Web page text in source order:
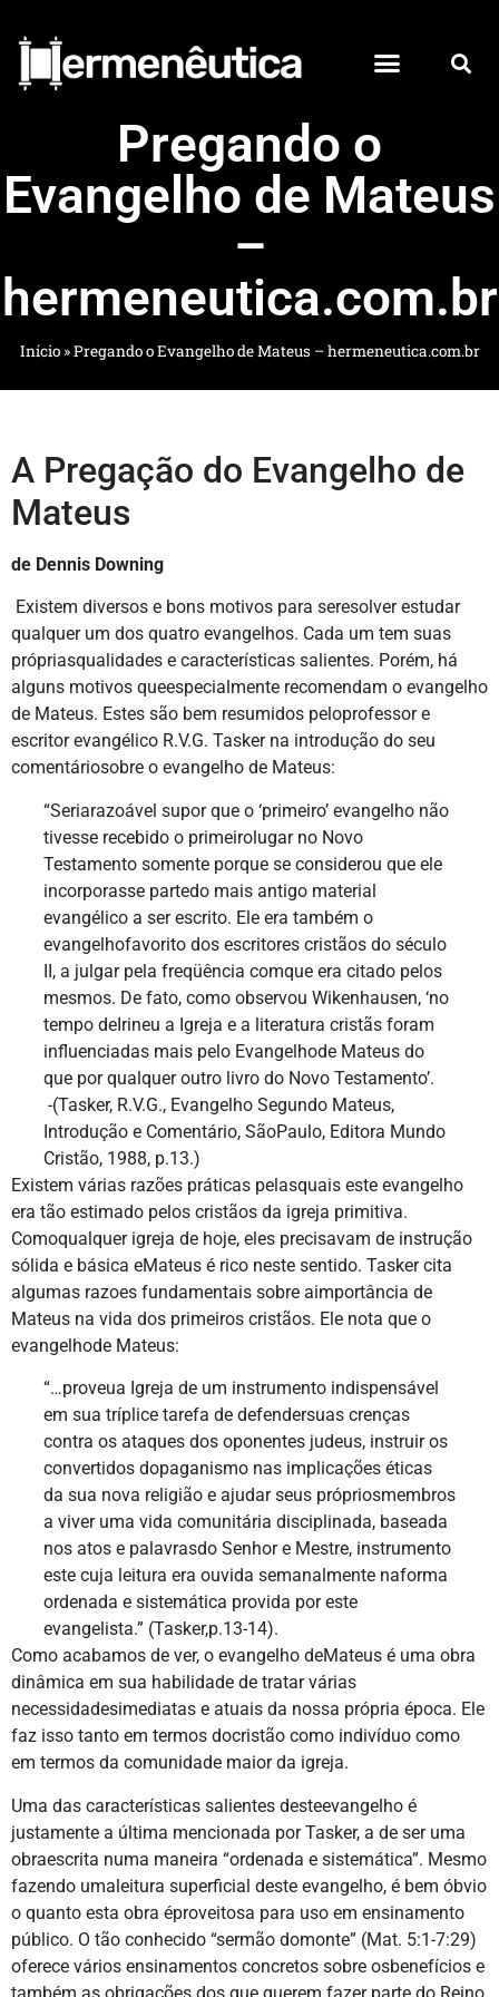
Pregando o
Evangelho de Mateus
–
hermeneutica.com.br
Início»Pregando o Evangelho de Mateus – hermeneutica.com.br
A Pregação do Evangelho de
Mateus
de Dennis Downing
Existem diversos e bons motivos para seresolver estudar
qualquer um dos quatro evangelhos. Cada um tem suas
própriasqualidades e características salientes. Porém, há
alguns motivos queespecialmente recomendam o evangelho
de Mateus. Estes são bem resumidos peloprofessor e
escritor evangélico R.V.G. Tasker na introdução do seu
comentáriosobre o evangelho de Mateus:
“Seriarazoável supor que o ‘primeiro’ evangelho não
tivesse recebido o primeirolugar no Novo
Testamento somente porque se considerou que ele
incorporasse partedo mais antigo material
evangélico a ser escrito. Ele era também o
evangelhofavorito dos escritores cristãos do século
II, a julgar pela freqüência comque era citado pelos
mesmos. De fato, como observou Wikenhausen, ‘no
tempo deIrineu a Igreja e a literatura cristãs foram
influenciadas mais pelo Evangelhode Mateus do
que por qualquer outro livro do Novo Testamento’.
-(Tasker, R.V.G., Evangelho Segundo Mateus,
Introdução e Comentário, SãoPaulo, Editora Mundo
Cristão, 1988, p.13.)
Existem várias razões práticas pelasquais este evangelho
era tão estimado pelos cristãos da igreja primitiva.
Comoqualquer igreja de hoje, eles precisavam de instrução
sólida e básica eMateus é rico neste sentido. Tasker cita
algumas razoes fundamentais sobre aimportância de
Mateus na vida dos primeiros cristãos. Ele nota que o
evangelhode Mateus:
“…proveua Igreja de um instrumento indispensável
em sua tríplice tarefa de defendersuas crenças
contra os ataques dos oponentes judeus, instruir os
convertidos dopaganismo nas implicações éticas
da sua nova religião e ajudar seus própriosmembros
a viver uma vida comunitária disciplinada, baseada
nos atos e palavrasdo Senhor e Mestre, instrumento
este cuja leitura era ouvida semanalmente naforma
ordenada e sistemática provida por este
evangelista.” (Tasker,p.13-14).
Como acabamos de ver, o evangelho deMateus é uma obra
dinâmica em sua habilidade de tratar várias
necessidadesimediatas e atuais da nossa própria época. Ele
faz isso tanto em termos docristão como indivíduo como
em termos da comunidade maior da igreja.
Uma das características salientes desteevangelho é
justamente a última mencionada por Tasker, a de ser uma
obraescrita numa maneira “ordenada e sistemática”. Mesmo
fazendo umaleitura superficial deste evangelho, é bem óbvio
o quanto esta obra éproveitosa para uso em ensinamento
público. O tão conhecido “sermão domonte” (Mat. 5:1-7:29)
oferece vários ensinamentos concretos sobre osbenefícios e
também as obrigações dos que querem fazer parte do Reino